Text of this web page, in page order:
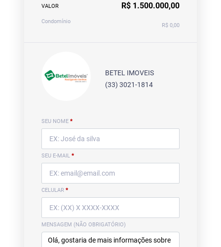
VALOR R$ 1.500.000,00
Condomínio
R$ 0,00
BETEL IMOVEIS
(33) 3021-1814
SEU NOME *
SEU E-MAIL *
CELULAR *
MENSAGEM (NÃO OBRIGATÓRIO)